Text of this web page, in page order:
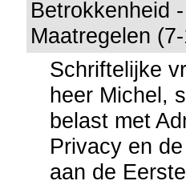
Betrokkenheid
Maatregelen
Schriftelijke
heer Michel,
belast met
Privacy en
aan de